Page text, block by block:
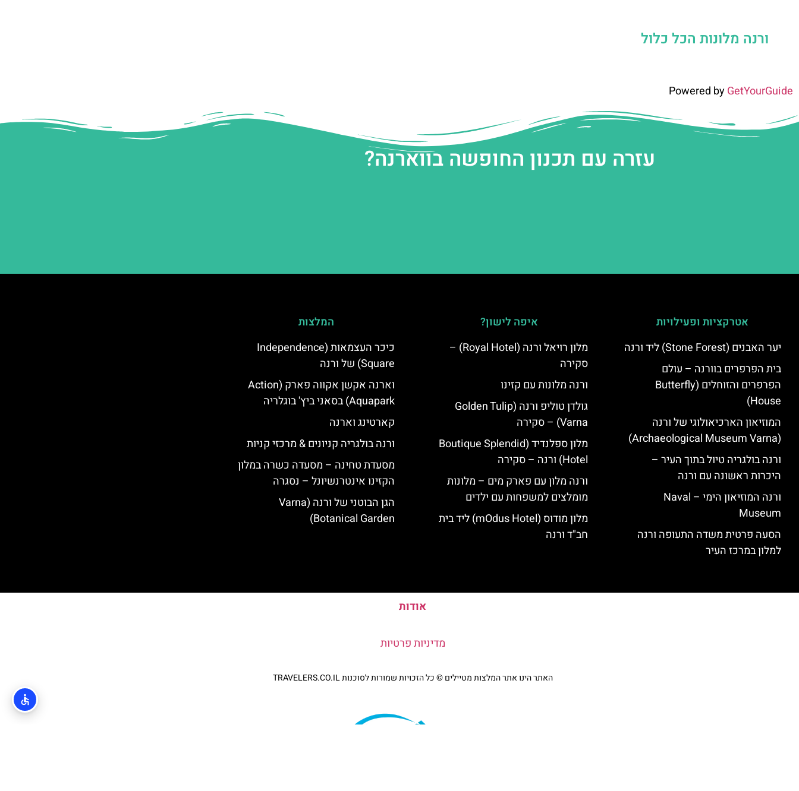
ורנה מלונות הכל כלול
Powered byGetYourGuide
עזרה עם תכנון החופשה בווארנה?
אטרקציות ופעילויות
יער האבנים (Stone Forest) ליד ורנה
בית הפרפרים בוורנה – עולם
הפרפרים והזוחלים (Butterfly
House)
המוזיאון הארכיאולוגי של ורנה
(Archaeological Museum Varna)
ורנה בולגריה טיול בתוך העיר –
היכרות ראשונה עם ורנה
ורנה המוזיאון הימי – Naval
Museum
הסעה פרטית משדה התעופה ורנה
למלון במרכז העיר
איפה לישון?
מלון רויאל ורנה (Royal Hotel) –
סקירה
ורנה מלונות עם קזינו
גולדן טוליפ ורנה (Golden Tulip
Varna) – סקירה
מלון ספלנדיד (Boutique Splendid
Hotel) ורנה – סקירה
ורנה מלון עם פארק מים – מלונות
מומלצים למשפחות עם ילדים
מלון מודוס (mOdus Hotel) ליד בית
חב"ד ורנה
המלצות
כיכר העצמאות (Independence
Square) של ורנה
וארנה אקשן אקווה פארק (Action
Aquapark) בסאני ביץ' בוגלריה
קארטינג וארנה
ורנה בולגריה קניונים & מרכזי קניות
מסעדת טחינה – מסעדה כשרה במלון
הקזינו אינטרנשיונל – נסגרה
הגן הבוטני של ורנה (Varna
Botanical Garden)
אודות
מדיניות פרטיות
האתר הינו אתר המלצות מטיילים © כל הזכויות שמורות לסוכנות TRAVELERS.CO.IL